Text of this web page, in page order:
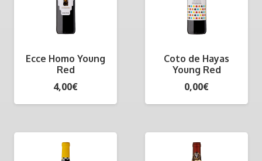
Ecce Homo Young
Red
4,00€
Coto de Hayas
Young Red
0,00€